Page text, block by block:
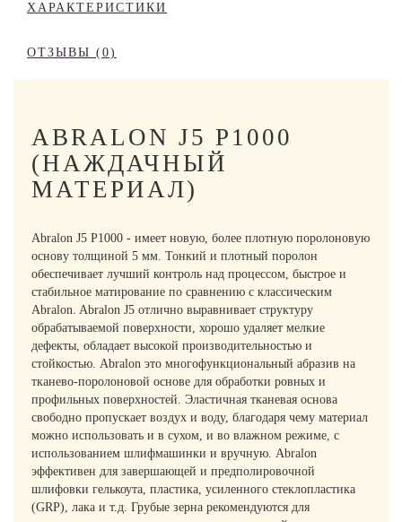
ХАРАКТЕРИСТИКИ
ОТЗЫВЫ (0)
ABRALON J5 P1000
(НАЖДАЧНЫЙ
МАТЕРИАЛ)
Abralon J5 P1000 - имеет новую, более плотную поролоновую
основу толщиной 5 мм. Тонкий и плотный поролон
обеспечивает лучший контроль над процессом, быстрое и
стабильное матирование по сравнению с классическим
Abralon. Abralon J5 отлично выравнивает структуру
обрабатываемой поверхности, хорошо удаляет мелкие
дефекты, обладает высокой производительностью и
стойкостью. Abralon это многофункциональный абразив на
тканево-поролоновой основе для обработки ровных и
профильных поверхностей. Эластичная тканевая основа
свободно пропускает воздух и воду, благодаря чему материал
можно использовать и в сухом, и во влажном режиме, с
использованием шлифмашинки и вручную. Abralon
эффективен для завершающей и предполировочной
шлифовки гелькоута, пластика, усиленного стеклопластика
(GRP), лака и т.д. Грубые зерна рекомендуются для